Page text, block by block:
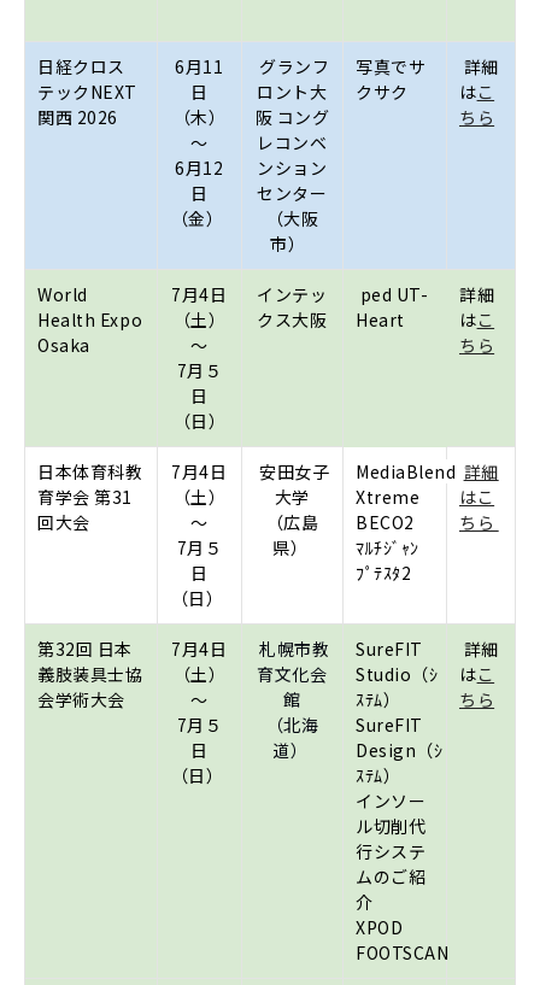
日経クロス
テック NEXT
関西 2026
6月11
日
（木）
～
6月12
日
（金）
グランフ
ロント大
阪 コング
レコンベ
ンション
センター
（大阪
市）
写真でサ
クサク
詳細
はこ
ちら
World
Health Expo
Osaka
7月4日
（土）
～
7月５
日
（日）
インテッ
クス大阪
ped UT-
Heart
詳細
はこ
ちら
日本体育科教
育学会 第31
回大会
7月4日
（土）
～
7月５
日
（日）
安田女子
大学
（広島
県）
MediaBlend
Xtreme
BECO2
ﾏﾙﾁｼﾞｬﾝ
ﾌﾟﾃｽﾀ2
詳細
はこ
ちら
第32回 日本
義肢装具士協
会学術大会
7月4日
（土）
～
7月５
日
（日）
札幌市教
育文化会
館
（北海
道）
SureFIT
Studio（ｼ
ｽﾃﾑ）
SureFIT
Design（ｼ
ｽﾃﾑ）
インソー
ル切削代
行システ
ムのご紹
介
XPOD
FOOTSCAN
詳細
はこ
ちら